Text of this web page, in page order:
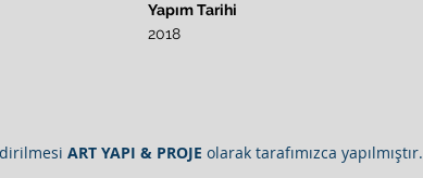
Yapım Tarihi
2018
ART YAPI & PROJE olarak tarafımızca yapılmıştır.